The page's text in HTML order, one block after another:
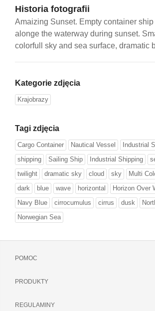
Historia fotografii
Amaizing Sunset. Empty container
alonge the waterway during sunset.
colorfull sky and sea surface, dramatic
Kategorie zdjęcia
Krajobrazy
Tagi zdjęcia
Cargo Container Nautical Vessel Industrial
shipping
Sailing Ship Industrial Shipping
twilight
dramatic sky cloud sky Multi
dark
blue wave horizontal Horizon Over
Navy Blue
cirrocumulus cirrus dusk
Norwegian Sea
POMOC
PRODUKTY
REGULAMINY